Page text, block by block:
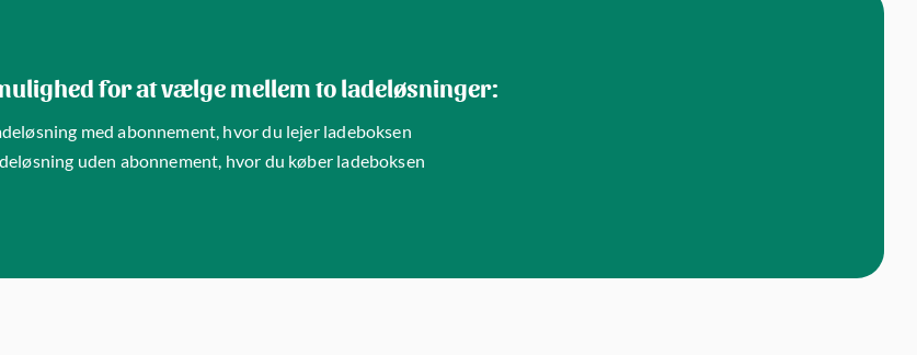
for at vælge mellem to ladeløsninger:
med abonnement, hvor du lejer ladeboksen
uden abonnement, hvor du køber ladeboksen